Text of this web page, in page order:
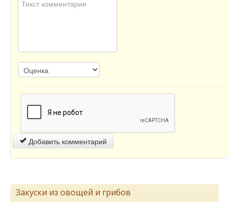
Добавить комментарий
Закуски из овощей и грибов